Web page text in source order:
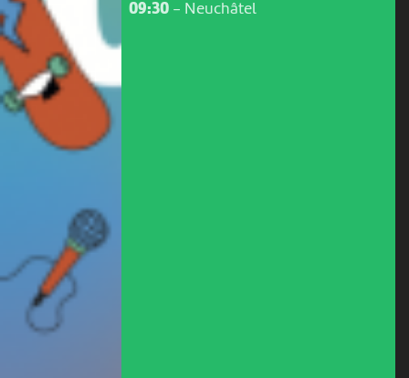
09:30- Neuchâtel